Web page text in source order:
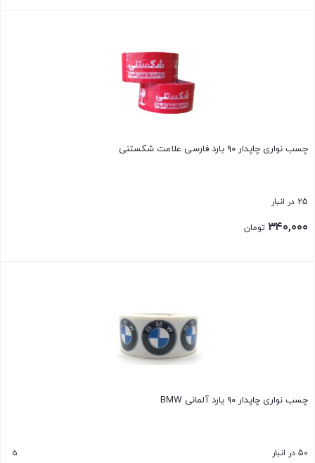
چسب نواری چاپدار ۹۰ یارد فارسی علامت شکستنی
25 در انبار
۳۴۰,۰۰۰ تومان
چسب نواری چاپدار ۹۰ یارد آلمانی BMW
50 در انبار 5